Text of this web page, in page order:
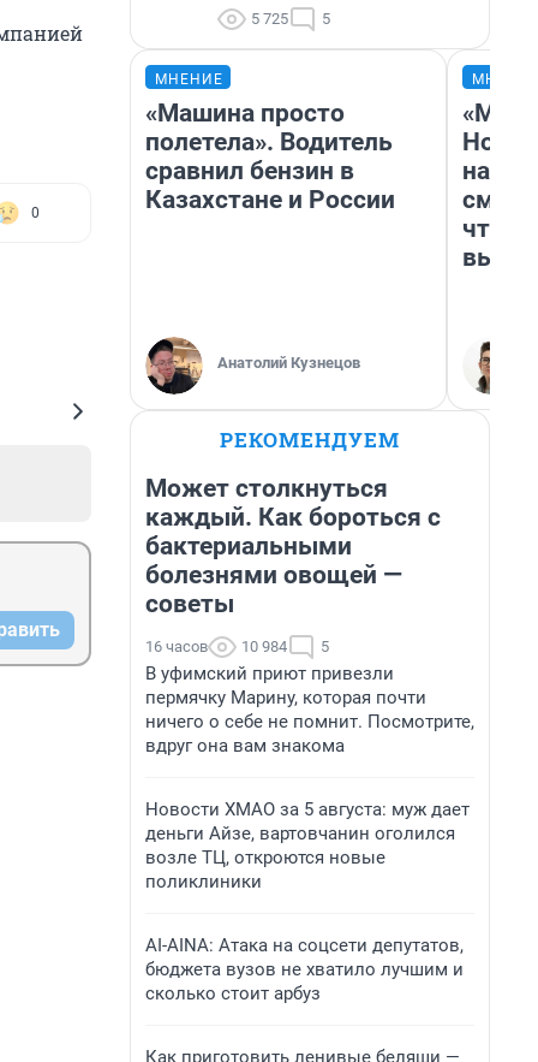
0
5 725 5
МНЕНИЕ
«Машина просто
полетела». Водитель
сравнил бензин в
Казахстане и России
Анатолий Кузнецов
«Мы
РЕКОМЕНДУЕМ
Может столкнуться
каждый. Как бороться с
бактериальными
болезнями овощей —
советы
16 часов 10 984 5
В уфимский приют привезли
пермячку Марину, которая почти
ничего о себе не помнит. Посмотрите,
вдруг она вам знакома
Новости ХМАО за 5 августа: муж дает
деньги Айзе, вартовчанин оголился
возле ТЦ, откроются новые
поликлиники
AI-AINA: Атака на соцсети депутатов,
бюджета вузов не хватило лучшим и
сколько стоит арбуз
Как приготовить ленивые беляши —